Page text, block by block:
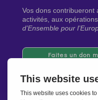
Vos dons contribueront
activités, aux
d’Ensemble pour
Faites un don
Newsletter